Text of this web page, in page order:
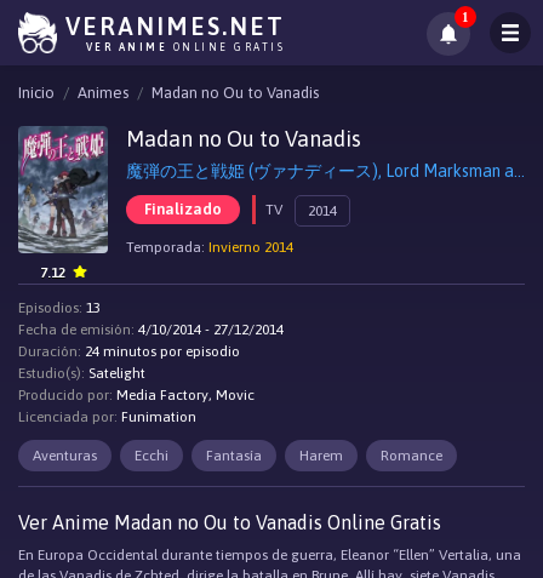
VERANIMES.NET
VER ANIME ONLINE GRATIS
1
Inicio Animes Madan no Ou to Vanadis
Madan no Ou to Vanadis
Finalizado TV 2014
Temporada: Invierno 2014
7.12
Episodios: 13
Fecha de emisión: 4/10/2014 - 27/12/2014
Duración: 24 minutos por episodio
Estudio(s): Satelight
Producido por: Media Factory, Movic
Licenciada por: Funimation
Aventuras Ecchi Fantasía Harem Romance
Ver Anime Madan no Ou to Vanadis Online Gratis
En Europa Occidental durante tiempos de guerra, Eleanor “Ellen” Vertalia, una